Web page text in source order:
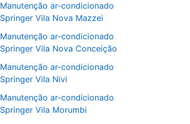
Manutenção ar-condicionado
Springer Vila Nova Mazzei
Manutenção ar-condicionado
Springer Vila Nova Conceição
Manutenção ar-condicionado
Springer Vila Nivi
Manutenção ar-condicionado
Springer Vila Morumbi